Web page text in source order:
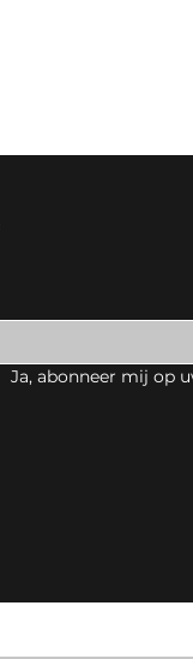
Ja, abonneer mij op